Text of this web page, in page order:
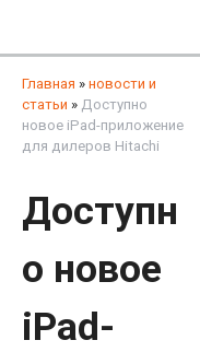
Главная » новости и
статьи » Доступно
новое iPad-приложение
для дилеров Hitachi
Доступн
о новое
iPad-